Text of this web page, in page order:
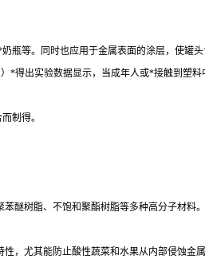
瓶等。同时也应用于金属表面的涂层，使罐头
*得出实验数据显示，当成年人或*接触到
制得。
醚树脂、不饱和聚酯树脂等多种高分子材
，尤其能防止酸性蔬菜和水果从内部侵蚀金